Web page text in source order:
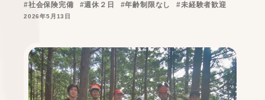
#社会保険完備 #週休２日 #年齢制限なし #未経験者歓迎
2026年5月13日